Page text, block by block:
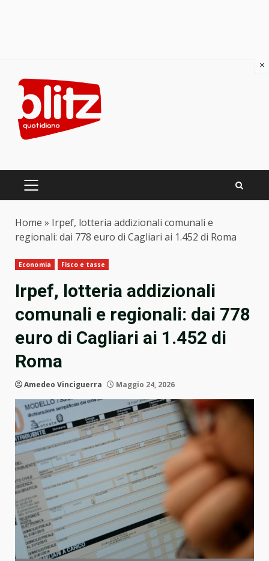
content
PRIMARY
Home » Irpef, lotteria addizionali comunali e
regionali: dai 778 euro di Cagliari ai 1.452 di Roma
Economia Fisco e tasse
Irpef, lotteria addizionali
comunali e regionali: dai 778
euro di Cagliari ai 1.452 di
Roma
Amedeo Vinciguerra Maggio 24, 2026
×